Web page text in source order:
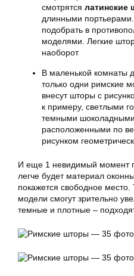
смотрятся латинские
длинными
подобрать в
моделями. Легкие
наоборот
В маленькой комнаты
только одни римские
внесут шторы с
к примеру, светлыми
темными
расположенными по
рисунком
И еще 1 невидимый момент
легче будет материал
покажется свободное
модели смогут зрительно
темные и плотные –